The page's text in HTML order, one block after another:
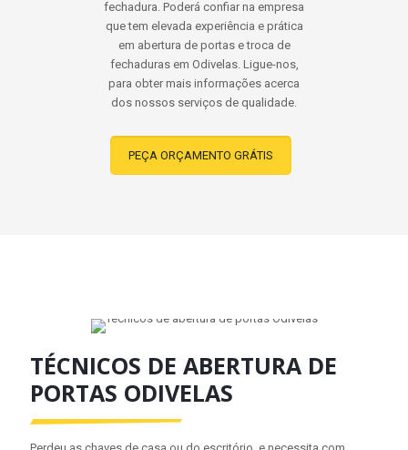
fechadura. Poderá confiar na empresa
que tem elevada experiência e prática
em abertura de portas e troca de
fechaduras em Odivelas. Ligue-nos,
para obter mais informações acerca
dos nossos serviços de qualidade.
PEÇA ORÇAMENTO GRÁTIS
TÉCNICOS DE ABERTURA DE
PORTAS ODIVELAS